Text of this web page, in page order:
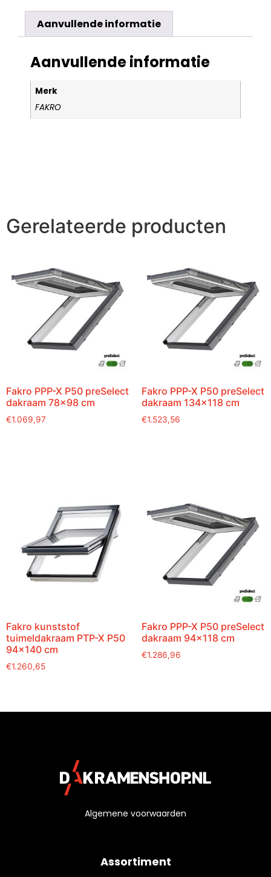
Aanvullende informatie
Aanvullende informatie
Merk
FAKRO
Gerelateerde producten
Fakro PPP-X P50 preSelect
dakraam 78×98 cm
€1.069,97
Fakro PPP-X P50 preSelect
dakraam 134×118 cm
€1.523,56
Fakro kunststof
tuimeldakraam PTP-X P50
94×140 cm
€1.260,65
Fakro PPP-X P50 preSelect
dakraam 94×118 cm
€1.286,96
Algemene voorwaarden
Assortiment